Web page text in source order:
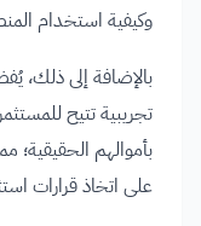
وكيفية استخدام
بالإضافة إلى ذلك،
تجريبية تتيح
بأموالهم الحقيقية؛
على اتخاذ قرارات